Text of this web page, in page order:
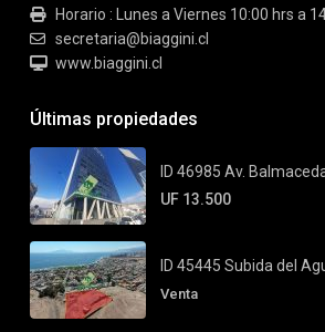
Horario : Lunes a Viernes 10:00 hrs a
secretaria@biaggini.cl
www.biaggini.cl
Últimas propiedades
ID 46985 Av.
UF 13.500
ID 45445 Subida del
Venta